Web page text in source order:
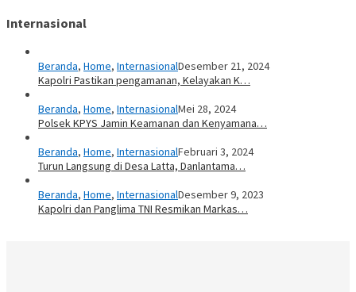
Internasional
Beranda, Home, InternasionalDesember 21, 2024
Kapolri Pastikan pengamanan, Kelayakan K…
Beranda, Home, InternasionalMei 28, 2024
Polsek KPYS Jamin Keamanan dan Kenyamana…
Beranda, Home, InternasionalFebruari 3, 2024
Turun Langsung di Desa Latta, Danlantama…
Beranda, Home, InternasionalDesember 9, 2023
Kapolri dan Panglima TNI Resmikan Markas…